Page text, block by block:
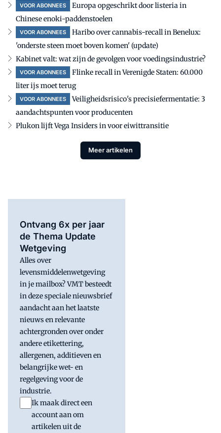
VOOR ABONNEES
Europa opgeschrikt door listeria in
Chinese enoki-paddenstoelen
VOOR ABONNEES
Haribo over cannabis-recall in Benelux:
'onderste steen moet boven komen' (update)
Kabinet valt: wat zijn de gevolgen voor voedingsindustrie?
VOOR ABONNEES
Flinke recall in Verenigde Staten: 60.000
liter ijs moet terug
VOOR ABONNEES
Veiligheidsrisico's precisiefermentatie: 3
aandachtspunten voor producenten
Plukon lijft Vega Insiders in voor eiwittransitie
Meer artikelen
Ontvang 6x per jaar
de Thema Update
Wetgeving
Alles over
levensmiddelenwetgeving
in je mailbox? VMT besteedt
in deze speciale nieuwsbrief
aandacht aan het laatste
nieuws en relevante
achtergronden over onder
andere etikettering,
allergenen, additieven en
belangrijke wet- en
regelgeving voor de
industrie.
Ik maak direct een
account aan om
artikelen uit de